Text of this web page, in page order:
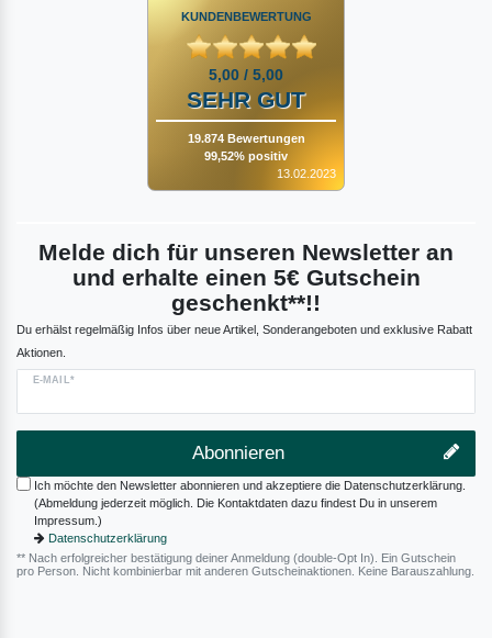
KUNDENBEWERTUNG
5,00 / 5,00
SEHR GUT
19.874 Bewertungen
99,52% positiv
13.02.2023
Melde dich für unseren Newsletter an
und erhalte einen 5€ Gutschein
geschenkt**!!
Du erhälst regelmäßig Infos über neue Artikel, Sonderangeboten und exklusive Rabatt
Aktionen.
E-MAIL*
Abonnieren
Ich möchte den Newsletter abonnieren und akzeptiere die Datenschutzerklärung.
(Abmeldung jederzeit möglich. Die Kontaktdaten dazu findest Du in unserem
Impressum.)
Datenschutzerklärung
** Nach erfolgreicher bestätigung deiner Anmeldung (double-Opt In). Ein Gutschein
pro Person. Nicht kombinierbar mit anderen Gutscheinaktionen. Keine Barauszahlung.